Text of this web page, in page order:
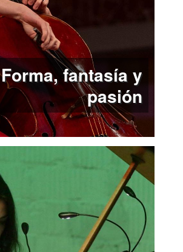
Forma, fantasía y
pasión